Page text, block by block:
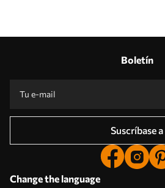
Boletín
Suscríbase a
Change the language